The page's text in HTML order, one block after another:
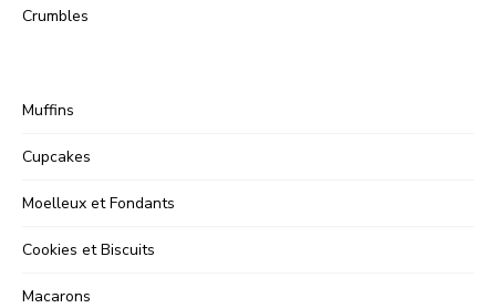
Crumbles
Muffins
Cupcakes
Moelleux et Fondants
Cookies et Biscuits
Macarons